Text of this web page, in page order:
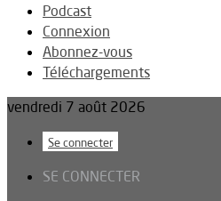
Podcast
Connexion
Abonnez-vous
Téléchargements
vendredi 7 août 2026
Se connecter
SE CONNECTER